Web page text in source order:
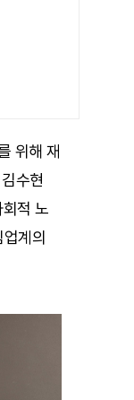
위해 재
수현
적 노
계의